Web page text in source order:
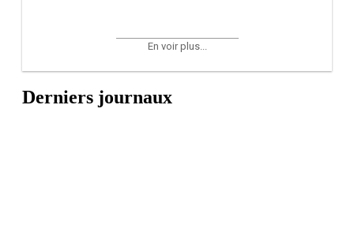
En voir plus...
Derniers journaux